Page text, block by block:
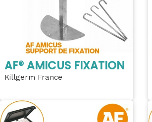
AF® AMICUS FIXATION
Killgerm France